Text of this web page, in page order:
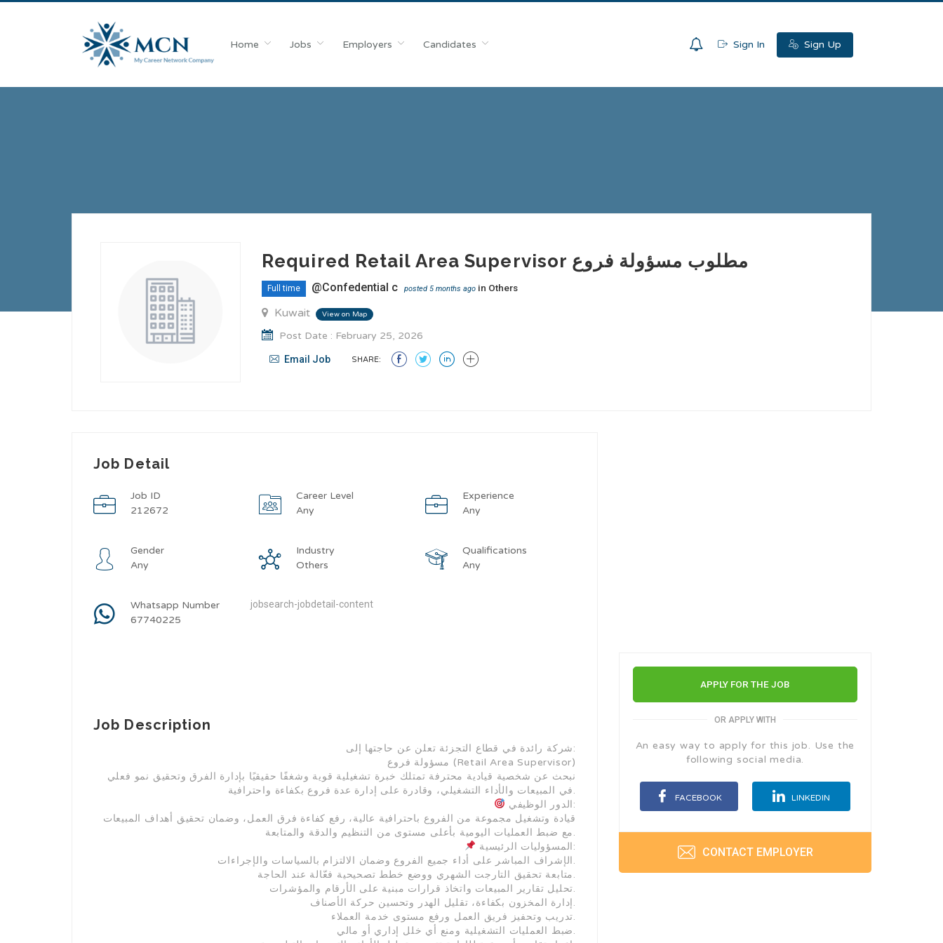
Home Jobs Employers Candidates Sign In Sign Up
Required Retail Area Supervisor مطلوب مسؤولة فروع
Full time @Confedential c posted 5 months ago in Others
Kuwait View on Map
Post Date : February 25, 2026
Email Job SHARE:
Job Detail
Job ID
212672
Career Level
Any
Experience
Any
Gender
Any
Industry
Others
Qualifications
Any
Whatsapp Number
67740225
jobsearch-jobdetail-content
Job Description
شركة رائدة في قطاع التجزئة تعلن عن حاجتها إلى:
مسؤولة فروع (Retail Area Supervisor)
نبحث عن شخصية قيادية محترفة تمتلك خبرة تشغيلية قوية وشغفًا حقيقيًا بإدارة الفرق وتحقيق نمو فعلي
في المبيعات والأداء التشغيلي، وقادرة على إدارة عدة فروع بكفاءة واحترافية.
الدور الوظيفي:
قيادة وتشغيل مجموعة من الفروع باحترافية عالية، رفع كفاءة فرق العمل، وضمان تحقيق أهداف المبيعات
مع ضبط العمليات اليومية بأعلى مستوى من التنظيم والدقة والمتابعة.
المسؤوليات الرئيسية:
الإشراف المباشر على أداء جميع الفروع وضمان الالتزام بالسياسات والإجراءات.
متابعة تحقيق التارجت الشهري ووضع خطط تصحيحية فعّالة عند الحاجة.
تحليل تقارير المبيعات واتخاذ قرارات مبنية على الأرقام والمؤشرات.
إدارة المخزون بكفاءة، تقليل الهدر وتحسين حركة الأصناف.
تدريب وتحفيز فريق العمل ورفع مستوى خدمة العملاء.
ضبط العمليات التشغيلية ومنع أي خلل إداري أو مالي.
APPLY FOR THE JOB
OR APPLY WITH
An easy way to apply for this job. Use the
following social media.
FACEBOOK LINKEDIN
CONTACT EMPLOYER